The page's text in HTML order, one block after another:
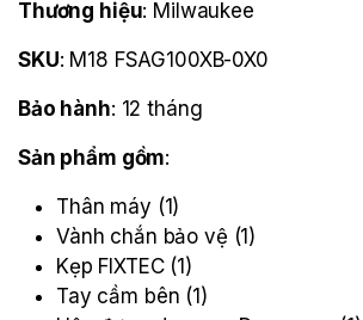
Thương hiệu: Milwaukee
SKU: M18 FSAG100XB-0X0
Bảo hành: 12 tháng
Sản phẩm gồm:
Thân máy (1)
Vành chắn bảo vệ (1)
Kẹp FIXTEC (1)
Tay cầm bên (1)